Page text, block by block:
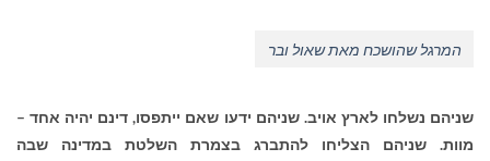
המרגל שהושכח מאת שאול ובר
שניהם נשלחו לארץ אויב.שניהם ידעו שאם ייתפסו, דינם יהיה אחד –
מוות. שניהם הצליחו להתברג בצמרת השלטת במדינה שבה